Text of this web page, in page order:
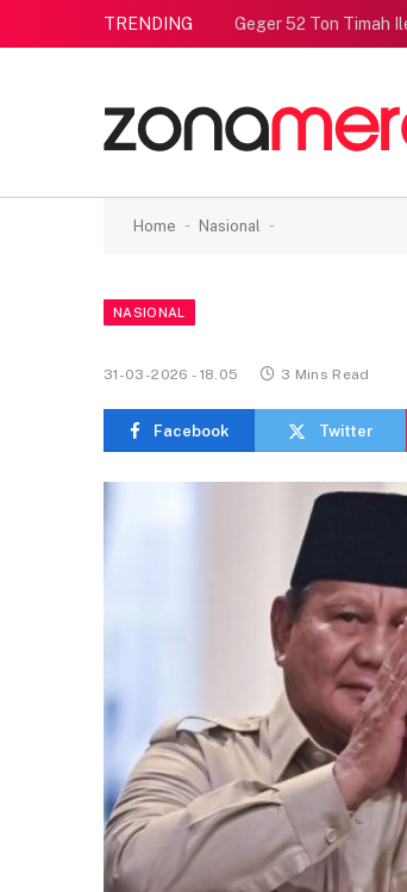
TRENDING Geger 52 Ton Timah
Home - Nasional -
NASIONAL
31-03-2026 - 18.05 3 Mins Read
Facebook Twitter